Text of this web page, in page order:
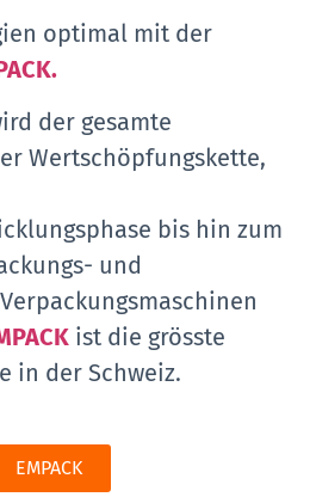
optimal mit der
der gesamte
Wertschöpfungskette,
bis hin zum
und
ist die grösste
in der Schweiz.
EMPACK